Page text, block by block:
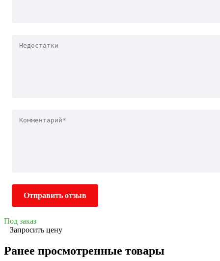
Отправить отзыв
Под заказ
Запросить цену
Ранее просмотренные товары